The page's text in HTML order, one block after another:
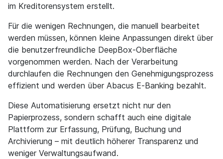
im Kreditorensystem erstellt.
Für die wenigen Rechnungen, die manuell bearbeitet
werden müssen, können kleine Anpassungen direkt über
die benutzerfreundliche DeepBox-Oberfläche
vorgenommen werden. Nach der Verarbeitung
durchlaufen die Rechnungen den Genehmigungsprozess
effizient und werden über Abacus E-Banking bezahlt.
Diese Automatisierung ersetzt nicht nur den
Papierprozess, sondern schafft auch eine digitale
Plattform zur Erfassung, Prüfung, Buchung und
Archivierung – mit deutlich höherer Transparenz und
weniger Verwaltungsaufwand.